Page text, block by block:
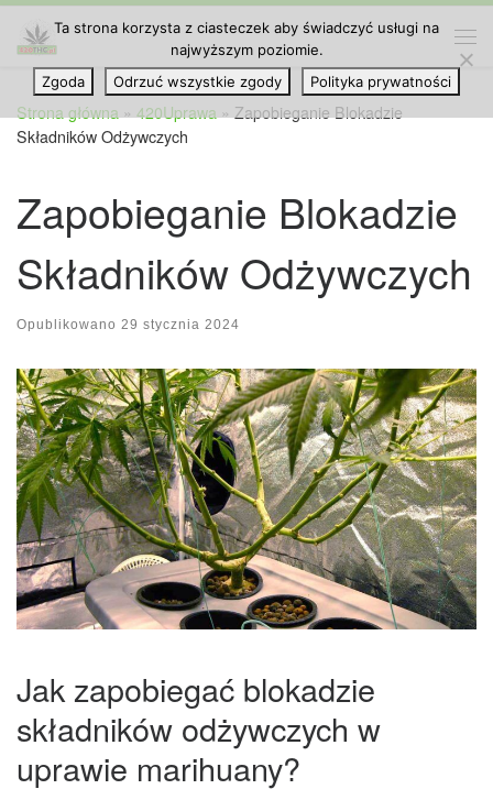
Przejdź do treści
Strona główna » 420Uprawa » Zapobieganie Blokadzie
Składników Odżywczych
Zapobieganie Blokadzie
Składników Odżywczych
Opublikowano 29 stycznia 2024
Jak zapobiegać blokadzie
składników odżywczych w
uprawie marihuany?
Ta strona korzysta z ciasteczek aby świadczyć usługi na
najwyższym poziomie.
Zgoda
Odrzuć wszystkie zgody Polityka prywatności